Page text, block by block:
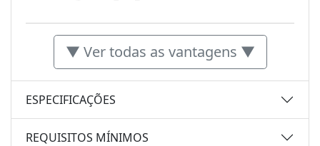
▼ Ver todas as vantagens ▼
ESPECIFICAÇÕES
REQUISITOS MÍNIMOS